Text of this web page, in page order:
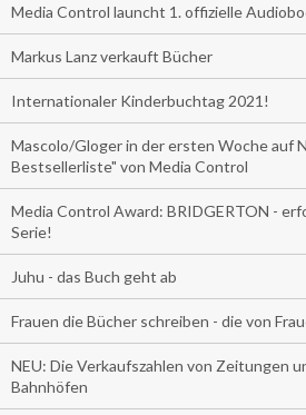
Media Control launcht 1. offizielle
Markus Lanz verkauft Bücher
Internationaler Kinderbuchtag 2021!
Mascolo/Gloger in der ersten Woche auf
Bestsellerliste" von Media Control
Media Control Award: BRIDGERTON -
Serie!
Juhu - das Buch geht ab
Frauen die Bücher schreiben - die von
NEU: Die Verkaufszahlen von Zeitungen
Bahnhöfen